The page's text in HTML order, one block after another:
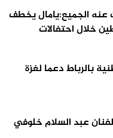
عنه الجميع:يامال يخطف
خلال احتفالات
بالرباط دعما لغزة
عبد السلام خلوفي